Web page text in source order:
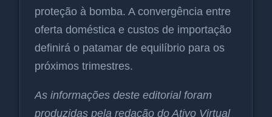
proteção à bomba. A convergência entre
oferta doméstica e custos de importação
definirá o patamar de equilíbrio para os
próximos trimestres.
As informações deste editorial foram
produzidas pela redação do Ativo Virtual